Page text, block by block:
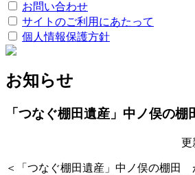
お問い合わせ
サイトのご利用にあたって
個人情報保護方針
お知らせ
「つなぐ棚田遺産」中ノ俣の
更
＜「つなぐ棚田遺産」中ノ俣の棚田